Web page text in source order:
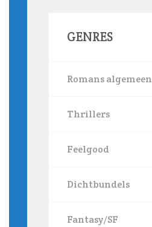
GENRES
Romans algemeen
Thrillers
Feelgood
Dichtbundels
Fantasy/SF